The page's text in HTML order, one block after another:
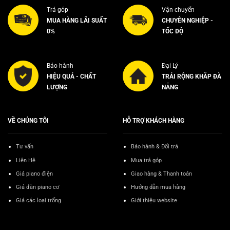
Trả góp
MUA HÀNG LÃI SUẤT
0%
Vận chuyển
CHUYÊN NGHIỆP -
TỐC ĐỘ
Bảo hành
HIỆU QUẢ - CHẤT
LƯỢNG
Đại Lý
TRẢI RỘNG KHẮP ĐÀ
NẴNG
VỀ CHÚNG TÔI
Tư vấn
Liên Hệ
Giá piano điện
Giá đàn piano cơ
Giá các loại trống
HỖ TRỢ KHÁCH HÀNG
Bảo hành & Đổi trả
Mua trả góp
Giao hàng & Thanh toán
Hướng dẫn mua hàng
Giới thiệu website